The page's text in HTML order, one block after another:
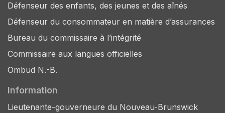
Défenseur des enfants, des jeunes et des aînés
Défenseur du consommateur en matière d’assurances
Bureau du commissaire à l’intégrité
Commissaire aux langues officielles
Ombud N.-B.
Information
Lieutenante-gouverneure du Nouveau-Brunswick